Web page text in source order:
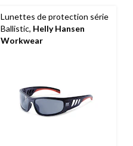
Lunettes de protection série
Ballistic, Helly Hansen
Workwear